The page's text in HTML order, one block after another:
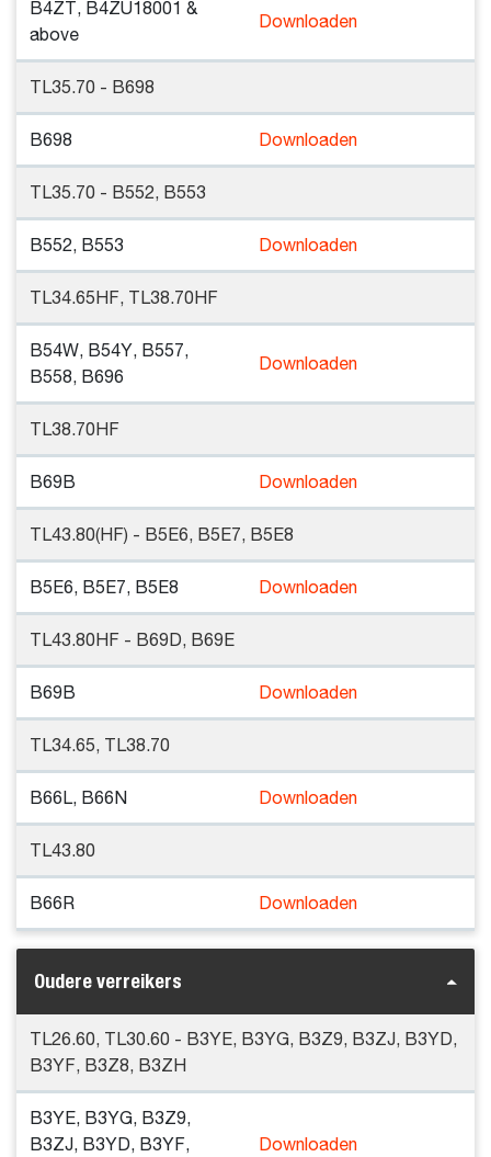
B4ZT, B4ZU18001 &
above
Downloaden
TL35.70 - B698
B698 Downloaden
TL35.70 - B552, B553
B552, B553 Downloaden
TL34.65HF, TL38.70HF
B54W, B54Y, B557,
B558, B696
Downloaden
TL38.70HF
B69B Downloaden
TL43.80(HF) - B5E6, B5E7, B5E8
B5E6, B5E7, B5E8 Downloaden
TL43.80HF - B69D, B69E
B69B Downloaden
TL34.65, TL38.70
B66L, B66N Downloaden
TL43.80
B66R Downloaden
Oudere verreikers
TL26.60, TL30.60 - B3YE, B3YG, B3Z9, B3ZJ, B3YD,
B3YF, B3Z8, B3ZH
B3YE, B3YG, B3Z9,
B3ZJ, B3YD, B3YF,
Downloaden